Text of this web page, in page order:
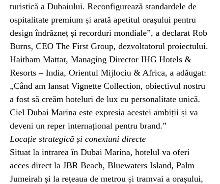
turistică a Dubaiului. Reconfigurează standardele de
ospitalitate premium și arată apetitul orașului pentru
design îndrăzneț și recorduri mondiale”, a declarat Rob
Burns, CEO The First Group, dezvoltatorul proiectului.
Haitham Mattar, Managing Director IHG Hotels &
Resorts – India, Orientul Mijlociu & Africa, a adăugat:
„Când am lansat Vignette Collection, obiectivul nostru
a fost să creăm hoteluri de lux cu personalitate unică.
Ciel Dubai Marina este expresia acestei ambiții și va
deveni un reper internațional pentru brand.”
Locație strategică și conexiuni directe
Situat la intrarea în Dubai Marina, hotelul va oferi
acces direct la JBR Beach, Bluewaters Island, Palm
Jumeirah și la rețeaua de metrou și tramvai a orașului,